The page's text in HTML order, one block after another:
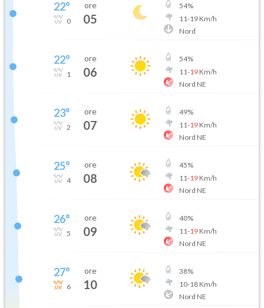
22°
0
ore
05
54%
11-19Km/h
Nord
22°
1
ore
06
54%
11-19Km/h
Nord NE
23°
2
ore
07
49%
11-19Km/h
Nord NE
25°
4
ore
08
45%
11-19Km/h
Nord NE
26°
5
ore
09
40%
11-19Km/h
Nord NE
27°
6
ore
10
38%
10-18Km/h
Nord NE